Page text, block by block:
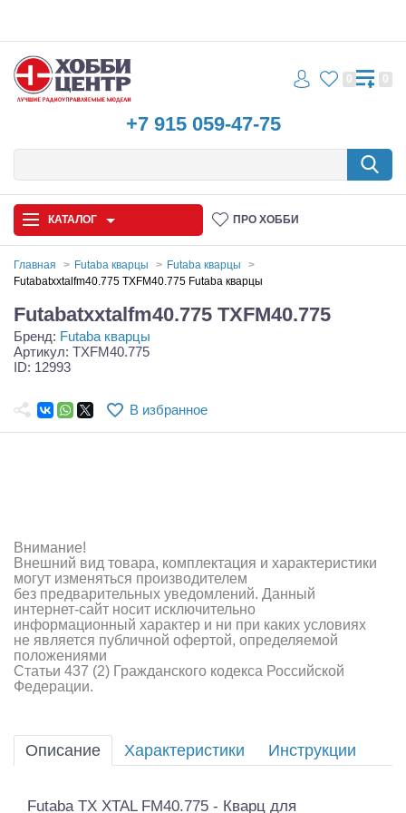
+7 915 059-47-75
0 0
КАТАЛОГ ПРО ХОББИ
Запчасти и аксессуары
Игрушки
Самолеты
Аппаратура и электроника
Аккумуляторы и батарейки
Зарядные устройства и блоки питания
Двигатели
Инструмент,измерительные приборы,расходники
Главная Futaba кварцы
Futaba кварцы
Futabatxxtalfm40.775 TXFM40.775 Futaba кварцы
Futabatxxtalfm40.775 TXFM40.775
Бренд: Futaba кварцы
Артикул: TXFM40.775
ID: 12993
В избранное
Внимание!
Внешний вид товара, комплектация и характеристики
могут изменяться производителем
без предварительных уведомлений. Данный
интернет-сайт носит исключительно
информационный характер и ни при каких условиях
не является публичной офертой, определяемой
положениями
Статьи 437 (2) Гражданского кодекса Российской
Федерации.
Описание Характеристики Инструкции
Futaba TX XTAL FM40.775 - Кварц для